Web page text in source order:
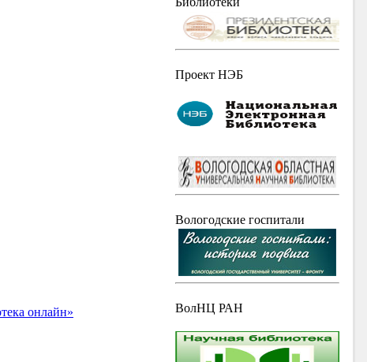
онлайн»
Проект НЭБ
Вологодские госпитали
ВолНЦ РАН